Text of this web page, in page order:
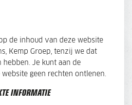
de inhoud van deze website
Kemp Groep, tenzij we dat
hebben. Je kunt aan de
geen rechten ontlenen.
INFORMATIE